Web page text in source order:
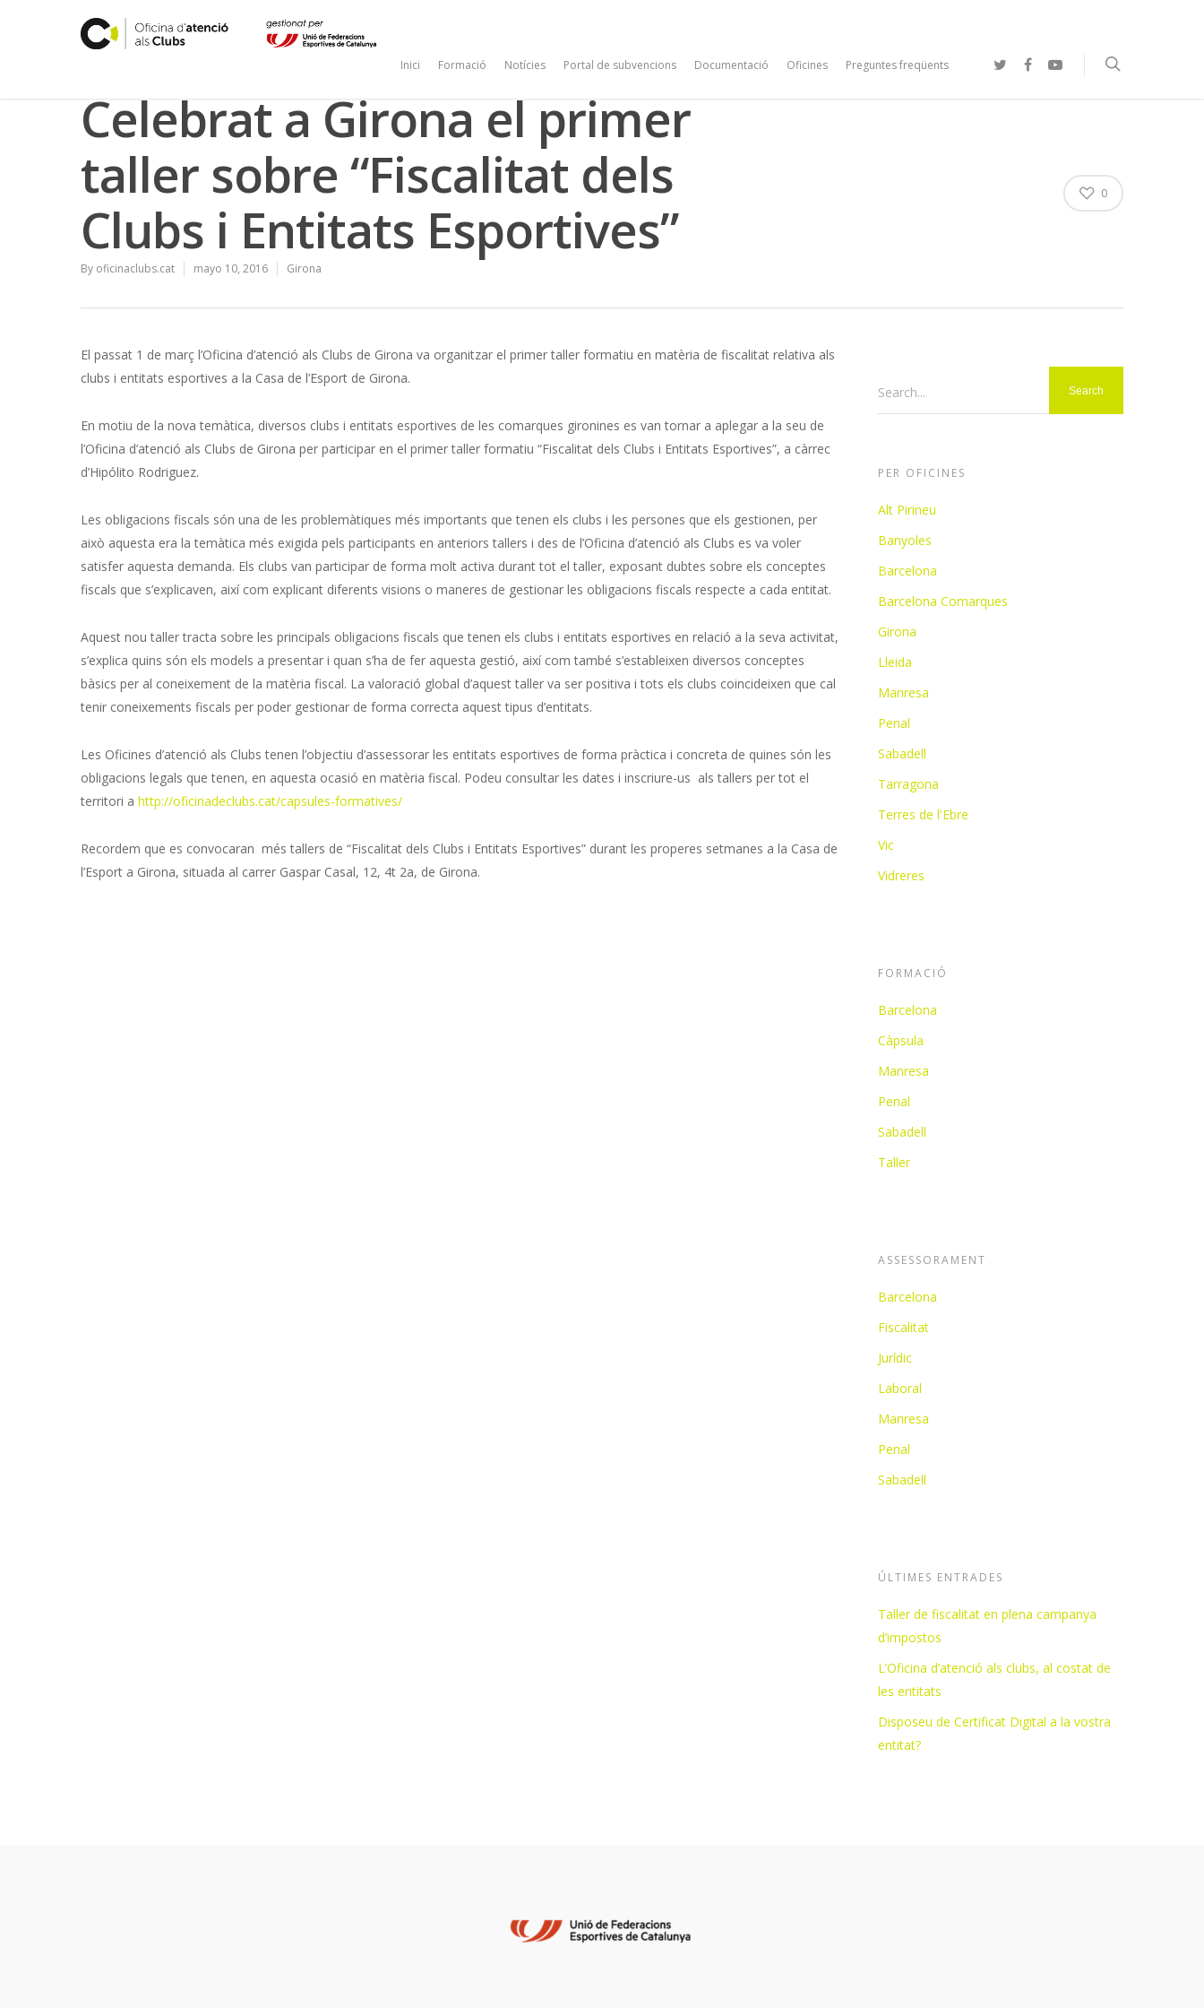
Inici Formació Notícies Portal de subvencions Documentació Oficines Preguntes freqüents
Celebrat a Girona el primer
taller sobre “Fiscalitat dels
Clubs i Entitats Esportives”
By oficinaclubs.cat mayo 10, 2016 Girona
0
El passat 1 de març l’Oficina d’atenció als Clubs de Girona va organitzar el primer taller formatiu en matèria de fiscalitat relativa als
clubs i entitats esportives a la Casa de l’Esport de Girona.
En motiu de la nova temàtica, diversos clubs i entitats esportives de les comarques gironines es van tornar a aplegar a la seu de
l’Oficina d’atenció als Clubs de Girona per participar en el primer taller formatiu “Fiscalitat dels Clubs i Entitats Esportives”, a càrrec
d’Hipólito Rodriguez.
Les obligacions fiscals són una de les problemàtiques més importants que tenen els clubs i les persones que els gestionen, per
això aquesta era la temàtica més exigida pels participants en anteriors tallers i des de l’Oficina d’atenció als Clubs es va voler
satisfer aquesta demanda. Els clubs van participar de forma molt activa durant tot el taller, exposant dubtes sobre els conceptes
fiscals que s’explicaven, així com explicant diferents visions o maneres de gestionar les obligacions fiscals respecte a cada entitat.
Aquest nou taller tracta sobre les principals obligacions fiscals que tenen els clubs i entitats esportives en relació a la seva activitat,
s’explica quins són els models a presentar i quan s’ha de fer aquesta gestió, així com també s’estableixen diversos conceptes
bàsics per al coneixement de la matèria fiscal. La valoració global d’aquest taller va ser positiva i tots els clubs coincideixen que cal
tenir coneixements fiscals per poder gestionar de forma correcta aquest tipus d’entitats.
Les Oficines d’atenció als Clubs tenen l’objectiu d’assessorar les entitats esportives de forma pràctica i concreta de quines són les
obligacions legals que tenen, en aquesta ocasió en matèria fiscal. Podeu consultar les dates i inscriure-us als tallers per tot el
territori a http://oficinadeclubs.cat/capsules-formatives/
Recordem que es convocaran més tallers de “Fiscalitat dels Clubs i Entitats Esportives” durant les properes setmanes a la Casa de
l’Esport a Girona, situada al carrer Gaspar Casal, 12, 4t 2a, de Girona.
Search...
PER OFICINES
Alt Pirineu
Banyoles
Barcelona
Barcelona Comarques
Girona
Lleida
Manresa
Penal
Sabadell
Tarragona
Terres de l'Ebre
Vic
Vidreres
FORMACIÓ
Barcelona
Càpsula
Manresa
Penal
Sabadell
Taller
ASSESSORAMENT
Barcelona
Fiscalitat
Jurídic
Laboral
Manresa
Penal
Sabadell
ÚLTIMES ENTRADES
Taller de fiscalitat en plena campanya
d’impostos
L’Oficina d’atenció als clubs, al costat de
les entitats
Disposeu de Certificat Digital a la vostra
entitat?